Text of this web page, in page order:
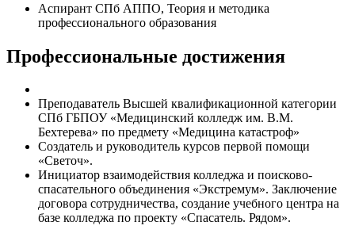
Аспирант СПб АППО, Теория и методика
профессионального образования
Профессиональные достижения
Преподаватель Высшей квалификационной категории
СПб ГБПОУ «Медицинский колледж им. В.М.
Бехтерева» по предмету «Медицина катастроф»
Создатель и руководитель курсов первой помощи
«Светоч».
Инициатор взаимодействия колледжа и поисково-
спасательного объединения «Экстремум». Заключение
договора сотрудничества, создание учебного центра на
базе колледжа по проекту «Спасатель. Рядом».